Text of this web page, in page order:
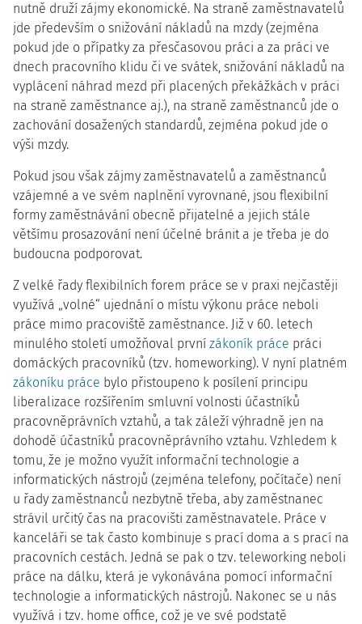
nutně druží zájmy ekonomické. Na straně zaměstnavatelů
jde především o snižování nákladů na mzdy (zejména
pokud jde o přípatky za přesčasovou práci a za práci ve
dnech pracovního klidu či ve svátek, snižování nákladů na
vyplácení náhrad mezd při placených překážkách v práci
na straně zaměstnance aj.), na straně zaměstnanců jde o
zachování dosažených standardů, zejména pokud jde o
výši mzdy.
Pokud jsou však zájmy zaměstnavatelů a zaměstnanců
vzájemné a ve svém naplnění vyrovnané, jsou flexibilní
formy zaměstnávání obecně přijatelné a jejich stále
většímu prosazování není účelné bránit a je třeba je do
budoucna podporovat.
Z velké řady flexibilních forem práce se v praxi nejčastěji
využívá „volné“ ujednání o místu výkonu práce neboli
práce mimo pracoviště zaměstnance. Již v 60. letech
minulého století umožňoval první zákoník práce práci
domáckých pracovníků (tzv. homeworking). V nyní platném
zákoníku práce bylo přistoupeno k posílení principu
liberalizace rozšířením smluvní volnosti účastníků
pracovněprávních vztahů, a tak záleží výhradně jen na
dohodě účastníků pracovněprávního vztahu. Vzhledem k
tomu, že je možno využít informační technologie a
informatických nástrojů (zejména telefony, počítače) není
u řady zaměstnanců nezbytně třeba, aby zaměstnanec
strávil určitý čas na pracovišti zaměstnavatele. Práce v
kanceláři se tak často kombinuje s prací doma a s prací na
pracovních cestách. Jedná se pak o tzv. teleworking neboli
práce na dálku, která je vykonávána pomocí informační
technologie a informatických nástrojů. Nakonec se u nás
využívá i tzv. home office, což je ve své podstatě